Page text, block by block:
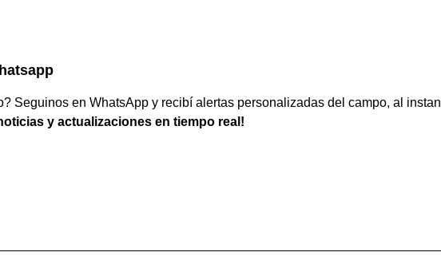
Seguinos en WhatsApp y recibí alertas personalizadas del campo, al
y actualizaciones en tiempo real!